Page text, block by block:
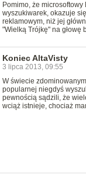
Pomimo, że
wyszukiwarek, okazuje
reklamowym, niż jej
"Wielką Trójkę" na głowę
Koniec AltaVisty
3 lipca 2013, 09:55
W świecie
popularnej niegdyś
pewnością sądzili, że
wciąż istnieje, chociaż